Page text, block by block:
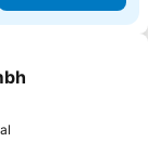
favoritos